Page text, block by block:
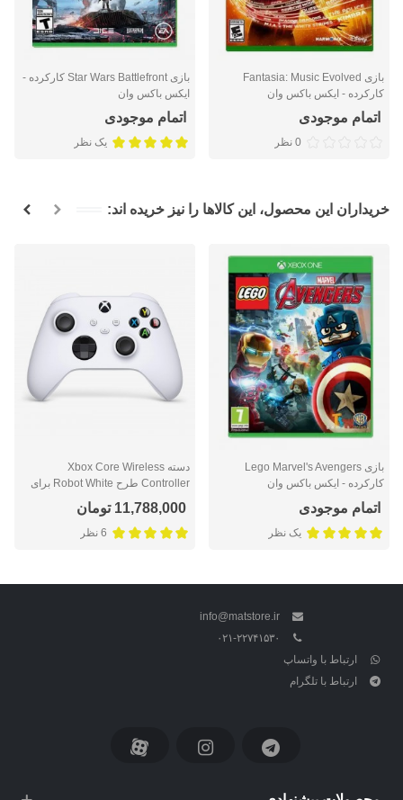
بازی Fantasia: Music Evolved
کارکرده - ایکس باکس وان
اتمام موجودی
0 نظر
بازی Star Wars Battlefront کارکرده -
ایکس باکس وان
اتمام موجودی
یک نظر
خریداران این محصول، این کالاها را نیز خریده اند:
بازی Lego Marvel's Avengers
کارکرده - ایکس باکس وان
اتمام موجودی
یک نظر
دسته Xbox Core Wireless
Controller طرح Robot White برای
ایکس باکس سری ایکس/اس و ایکس
باکس وان
11,788,000 تومان
6 نظر
info@matstore.ir
۰۲۱-۲۲۷۴۱۵۳۰
ارتباط با واتساپ
ارتباط با تلگرام